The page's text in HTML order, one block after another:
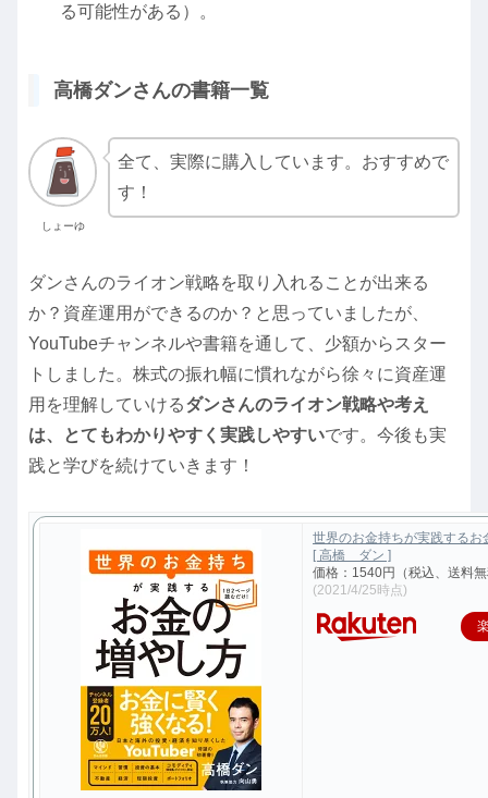
る可能性がある）。
高橋ダンさんの書籍一覧
しょーゆ
全て、実際に購入しています。おすすめで
す！
ダンさんのライオン戦略を取り入れることが出来る
か？資産運用ができるのか？と思っていましたが、
YouTubeチャンネルや書籍を通して、少額からスター
トしました。株式の振れ幅に慣れながら徐々に資産運
用を理解していけるダンさんのライオン戦略や考え
は、とてもわかりやすく実践しやすいです。今後も実
践と学びを続けていきます！
世界のお金持ちが実践するお
[ 高橋 ダン ]
価格：1540円（税込、送料
(2021/4/25時点)